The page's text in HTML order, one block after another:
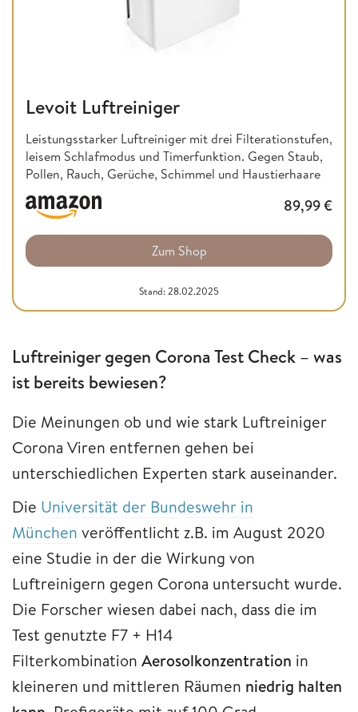
Levoit Luftreiniger
Leistungsstarker Luftreiniger mit drei Filterationstufen,
leisem Schlafmodus und Timerfunktion. Gegen Staub,
Pollen, Rauch, Gerüche, Schimmel und Haustierhaare
89,99€
Zum Shop
Stand: 28.02.2025
Luftreiniger gegen Corona Test Check – was
ist bereits bewiesen?
Die Meinungen ob und wie stark Luftreiniger
Corona Viren entfernen gehen bei
unterschiedlichen Experten stark auseinander.
Die Universität der Bundeswehr in
München veröffentlicht z.B. im August 2020
eine Studie in der die Wirkung von
Luftreinigern gegen Corona untersucht wurde.
Die Forscher wiesen dabei nach, dass die im
Test genutzte F7 + H14
Filterkombination Aerosolkonzentration in
kleineren und mittleren Räumen niedrig halten